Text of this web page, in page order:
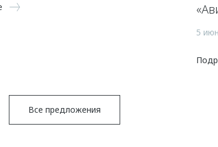
5
Все предложения